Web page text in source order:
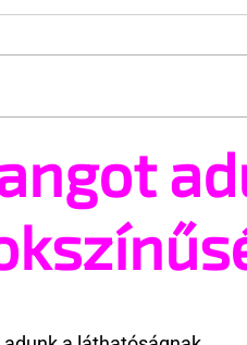
Jonathan Bailey
tér vissza